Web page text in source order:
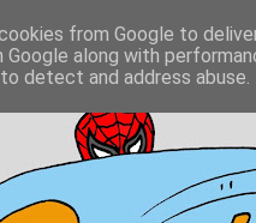
from Google to
Google along with
detect and address abuse.